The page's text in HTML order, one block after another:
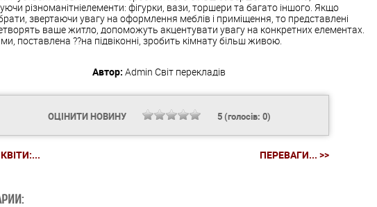
різноманітніелементи: фігурки, вази, торшери та багато іншого. Якщо
звертаючи увагу на оформлення меблів і приміщення, то представлені
ваше житло, допоможуть акцентувати увагу на конкретних елементах.
поставлена ??на підвіконні, зробить кімнату більш живою.
Автор: Admin Світ перекладів
ОЦІНИТИ НОВИНУ 5(голосів: 0)
КВІТИ:... ПЕРЕВАГИ... >>